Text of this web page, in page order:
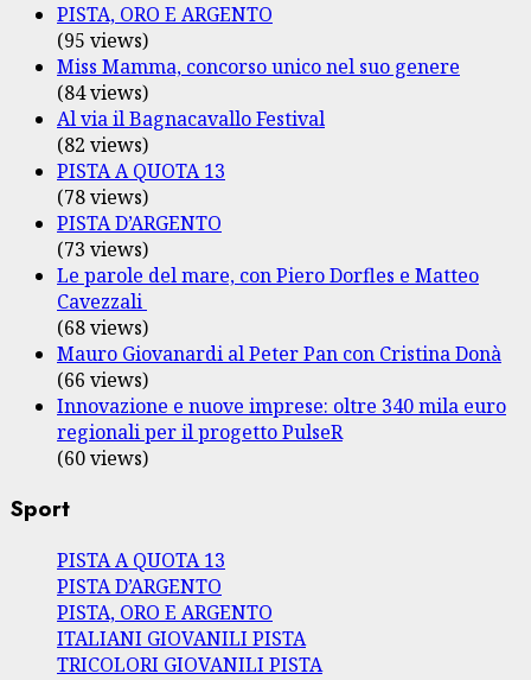
PISTA, ORO E ARGENTO
(95 views)
Miss Mamma, concorso unico nel suo genere
(84 views)
Al via il Bagnacavallo Festival
(82 views)
PISTA A QUOTA 13
(78 views)
PISTA D’ARGENTO
(73 views)
Le parole del mare, con Piero Dorfles e Matteo
Cavezzali
(68 views)
Mauro Giovanardi al Peter Pan con Cristina Donà
(66 views)
Innovazione e nuove imprese: oltre 340 mila euro
regionali per il progetto PulseR
(60 views)
Sport
PISTA A QUOTA 13
PISTA D’ARGENTO
PISTA, ORO E ARGENTO
ITALIANI GIOVANILI PISTA
TRICOLORI GIOVANILI PISTA